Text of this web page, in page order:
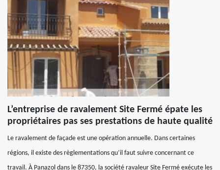
L’entreprise de ravalement Site Fermé épate les
propriétaires pas ses prestations de haute qualité
Le ravalement de façade est une opération annuelle. Dans certaines
régions, il existe des règlementations qu’il faut suivre concernant ce
travail. À Panazol dans le 87350, la société ravaleur Site Fermé exécute les